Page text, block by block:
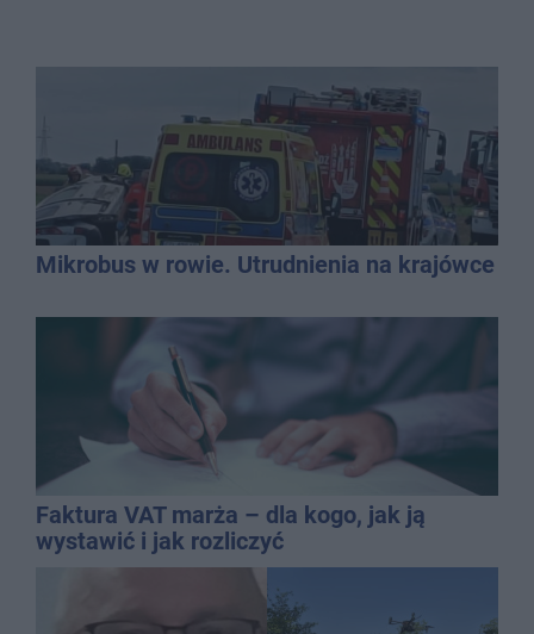
Mikrobus w rowie. Utrudnienia na krajówce
Faktura VAT marża – dla kogo, jak ją
wystawić i jak rozliczyć